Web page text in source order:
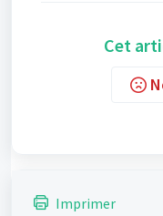
Cet
Imprimer